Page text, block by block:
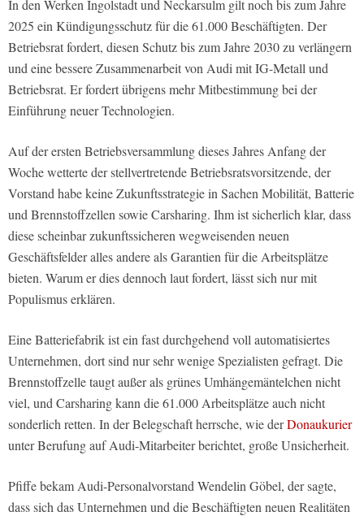
In den Werken Ingolstadt und Neckarsulm gilt noch bis zum Jahre
2025 ein Kündigungsschutz für die 61.000 Beschäftigten. Der
Betriebsrat fordert, diesen Schutz bis zum Jahre 2030 zu verlängern
und eine bessere Zusammenarbeit von Audi mit IG-Metall und
Betriebsrat. Er fordert übrigens mehr Mitbestimmung bei der
Einführung neuer Technologien.
Auf der ersten Betriebsversammlung dieses Jahres Anfang der
Woche wetterte der stellvertretende Betriebsratsvorsitzende, der
Vorstand habe keine Zukunftsstrategie in Sachen Mobilität, Batterie
und Brennstoffzellen sowie Carsharing. Ihm ist sicherlich klar, dass
diese scheinbar zukunftssicheren wegweisenden neuen
Geschäftsfelder alles andere als Garantien für die Arbeitsplätze
bieten. Warum er dies dennoch laut fordert, lässt sich nur mit
Populismus erklären.
Eine Batteriefabrik ist ein fast durchgehend voll automatisiertes
Unternehmen, dort sind nur sehr wenige Spezialisten gefragt. Die
Brennstoffzelle taugt außer als grünes Umhängemäntelchen nicht
viel, und Carsharing kann die 61.000 Arbeitsplätze auch nicht
sonderlich retten. In der Belegschaft herrsche, wie derDonaukurier
unter Berufung auf Audi-Mitarbeiter berichtet, große Unsicherheit.
Pfiffe bekam Audi-Personalvorstand Wendelin Göbel, der sagte,
dass sich das Unternehmen und die Beschäftigten neuen Realitäten